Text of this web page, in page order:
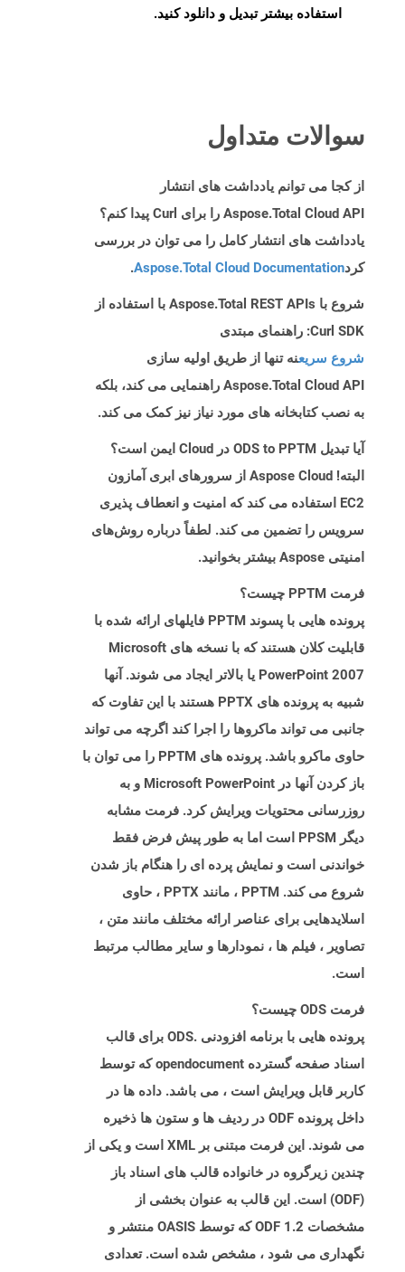
استفاده بیشتر تبدیل و دانلود کنید.
سوالات متداول
از کجا می توانم یادداشت های انتشار
Aspose.Total Cloud API را برای Curl پیدا کنم؟
یادداشت های انتشار کامل را می توان در بررسی
کردAspose.Total Cloud Documentation
.
شروع با Aspose.Total REST APIs با استفاده از
Curl SDK: راهنمای مبتدی
شروع سریعنه تنها از طریق اولیه سازی
Aspose.Total Cloud API راهنمایی می کند، بلکه
به نصب کتابخانه های مورد نیاز نیز کمک می کند.
آیا تبدیل ODS to PPTM در Cloud ایمن است؟
البته! Aspose Cloud از سرورهای ابری آمازون
EC2 استفاده می کند که امنیت و انعطاف پذیری
سرویس را تضمین می کند. لطفاً درباره روش‌های
امنیتی Aspose بیشتر بخوانید.
فرمت PPTM چیست؟
پرونده هایی با پسوند PPTM فایلهای ارائه شده با
قابلیت کلان هستند که با نسخه های Microsoft
PowerPoint 2007 یا بالاتر ایجاد می شوند. آنها
شبیه به پرونده های PPTX هستند با این تفاوت که
جانبی می تواند ماکروها را اجرا کند اگرچه می تواند
حاوی ماکرو باشد. پرونده های PPTM را می توان با
باز کردن آنها در Microsoft PowerPoint و به
روزرسانی محتویات ویرایش کرد. فرمت مشابه
دیگر PPSM است اما به طور پیش فرض فقط
خواندنی است و نمایش پرده ای را هنگام باز شدن
شروع می کند. PPTM ، مانند PPTX ، حاوی
اسلایدهایی برای عناصر ارائه مختلف مانند متن ،
تصاویر ، فیلم ها ، نمودارها و سایر مطالب مرتبط
است.
فرمت ODS چیست؟
پرونده هایی با برنامه افزودنی .ODS برای قالب
اسناد صفحه گسترده opendocument که توسط
کاربر قابل ویرایش است ، می باشد. داده ها در
داخل پرونده ODF در ردیف ها و ستون ها ذخیره
می شوند. این فرمت مبتنی بر XML است و یکی از
چندین زیرگروه در خانواده قالب های اسناد باز
(ODF) است. این قالب به عنوان بخشی از
مشخصات ODF 1.2 که توسط OASIS منتشر و
نگهداری می شود ، مشخص شده است. تعدادی